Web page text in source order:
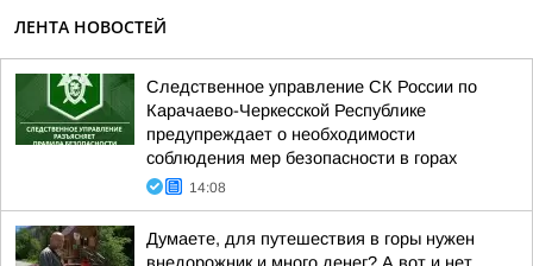
ЛЕНТА НОВОСТЕЙ
Следственное управление СК России по
Карачаево-Черкесской Республике
предупреждает о необходимости
соблюдения мер безопасности в горах
14:08
Думаете, для путешествия в горы нужен